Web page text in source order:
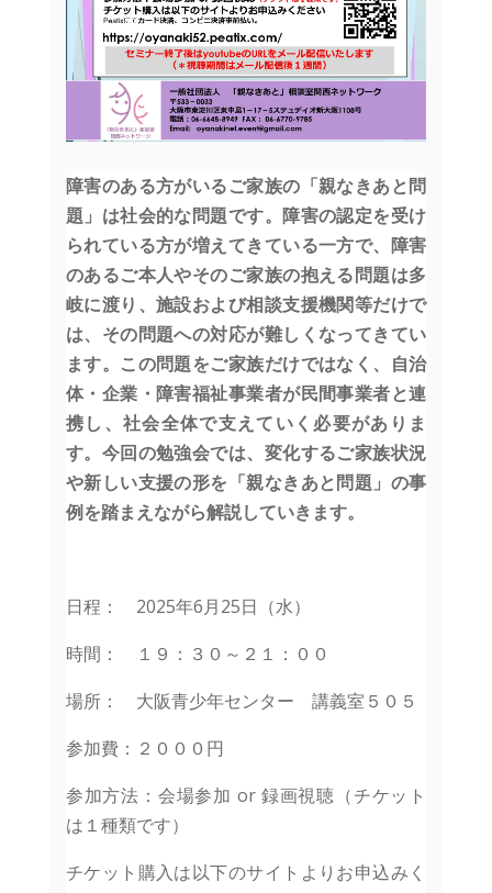
障害のある方がいるご家族の「親なきあと問
題」は社会的な問題です。障害の認定を受け
られている方が増えてきている一方で、障害
のあるご本人やそのご家族の抱える問題は多
岐に渡り、施設および相談支援機関等だけで
は、その問題への対応が難しくなってきてい
ます。この問題をご家族だけではなく、自治
体・企業・障害福祉事業者が民間事業者と連
携し、社会全体で支えていく必要がありま
す。今回の勉強会では、変化するご家族状況
や新しい支援の形を「親なきあと問題」の事
例を踏まえながら解説していきます。
日程： 2025年6月25日（水）
時間： １９：３０～２１：００
場所： 大阪青少年センター 講義室５０５
参加費：２０００円
参加方法：会場参加 or 録画視聴（チケット
は１種類です）
チケット購入は以下のサイトよりお申込みく